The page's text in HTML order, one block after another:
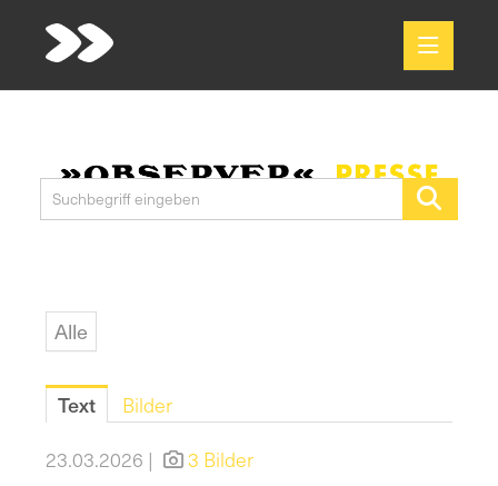
Media
Alle
Text
Bilder
23.03.2026 |
3 Bilder